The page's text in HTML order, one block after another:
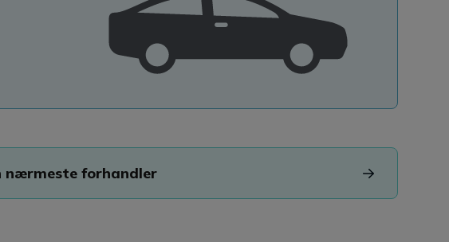
nærmeste forhandler